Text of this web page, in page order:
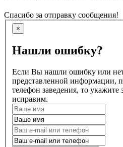
Спасибо за отправку сообщения!
×
Нашли ошибку?
Если Вы нашли ошибку или
представленной информации,
телефон заведения, то
исправим.